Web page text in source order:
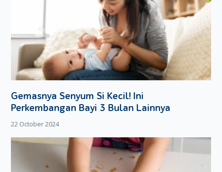
Pijat payudara secara perlahan.
Posisikan jari tangan membentuk huruf C di sekitar
areola lalu tekan secara perlahan.
Lepaskan tekanan pada bagian areola saat ASI keluar,
kemudian tekan kembali secara perlahan.
Jika aliran ASI sudah berhenti, Moms bisa memijat
bagian payudara lainnya sampai semua bagian
payudara telah terpijat.
Lakukan cara-cara di atas pada payudara yang lain
sampai ASI berhenti mengalir dan payudara tidak terasa
penuh.
Jika Moms ingin memerah ASI lewat alat pompa, Moms
harus perhatikan apa jenis alat pompa yang dipakai. Saat ini,
ada dua jenis alat pompa ASI yang digunakan, yaitu alat
Gemasnya Senyum Si Kecil! Ini
Perkembangan Bayi 3 Bulan Lainnya
22 October 2024